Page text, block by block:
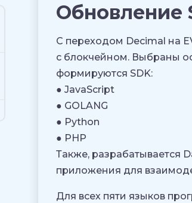
Обновление
С переходом Decimal на
с блокчейном. Выбраны
формируются SDK:
● JavaScript
● GOLANG
● Python
● PHP
Также, разрабатывается
приложения для
Для всех пяти языков